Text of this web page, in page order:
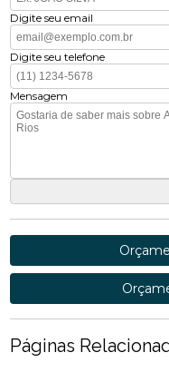
Digite seu email
Digite seu telefone
Mensagem
Páginas